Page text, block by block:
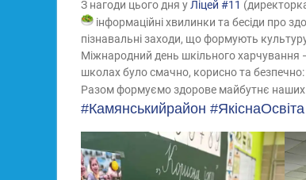
З нагоди цього дня у Ліцей #11
інформаційні хвилинки та бесіди про
пізнавальні заходи, що формують
Міжнародний день шкільного
школах було смачно, корисно та безпечно:
Разом формуємо здорове майбутнє наших
#Камянськийрайон #ЯкіснаОсвіта